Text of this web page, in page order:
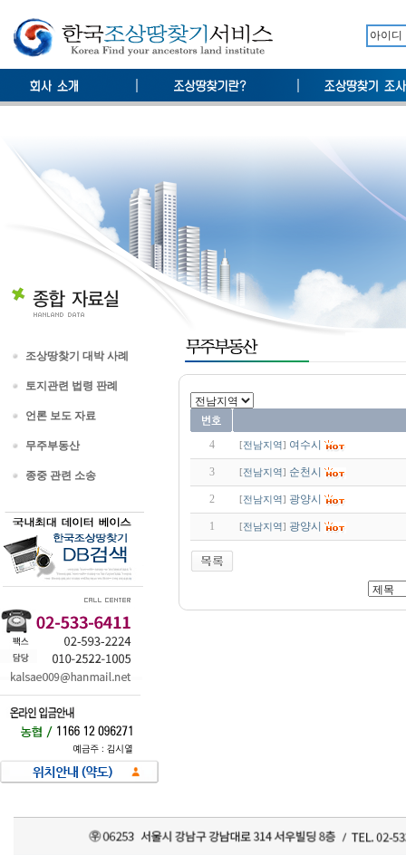
조상땅찾기 대박 사례
토지관련 법령 판례
언론 보도 자료
무주부동산
종중 관련 소송
4 [전남지역] 여수시
3 [전남지역] 순천시
2 [전남지역] 광양시
1 [전남지역] 광양시